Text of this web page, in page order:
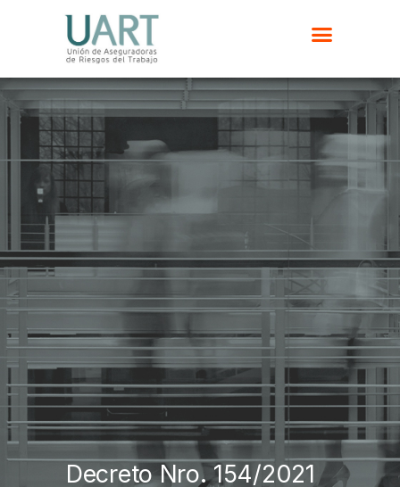
Decreto Nro. 154/2021